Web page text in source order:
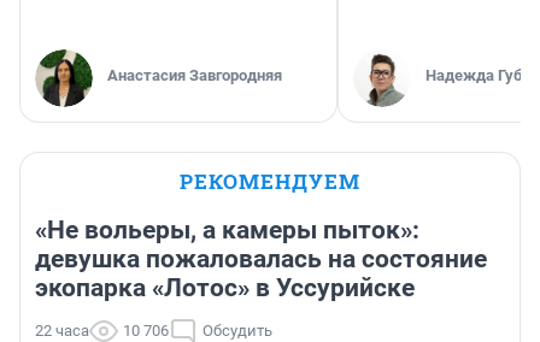
Анастасия Завгородняя Надежда
РЕКОМЕНДУЕМ
«Не вольеры, а камеры пыток»:
девушка пожаловалась на состояние
экопарка «Лотос» в Уссурийске
22 часа 10 706 Обсудить